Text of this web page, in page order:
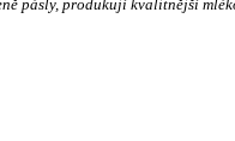
pásly, produkují kvalitnější